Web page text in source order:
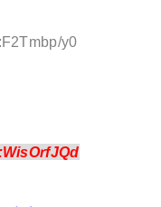
y0